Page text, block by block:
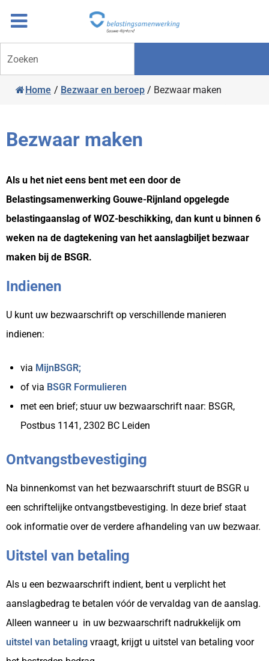
naar
inhoud
door
naar
navigatie
Zoeken
Home / Bezwaar en beroep / Bezwaar maken
Bezwaar maken
Als u het niet eens bent met een door de
Belastingsamenwerking Gouwe-Rijnland opgelegde
belastingaanslag of WOZ-beschikking, dan kunt u binnen 6
weken na de dagtekening van het aanslagbiljet bezwaar
maken bij de BSGR.
Indienen
U kunt uw bezwaarschrift op verschillende manieren
indienen:
via MijnBSGR;
of via BSGR Formulieren
met een brief; stuur uw bezwaarschrift naar: BSGR,
Postbus 1141, 2302 BC Leiden
Ontvangstbevestiging
Na binnenkomst van het bezwaarschrift stuurt de BSGR u
een schriftelijke ontvangstbevestiging. In deze brief staat
ook informatie over de verdere afhandeling van uw bezwaar.
Uitstel van betaling
Als u een bezwaarschrift indient, bent u verplicht het
aanslagbedrag te betalen vóór de vervaldag van de aanslag.
Alleen wanneer u in uw bezwaarschrift nadrukkelijk om
uitstel van betaling vraagt, krijgt u uitstel van betaling voor